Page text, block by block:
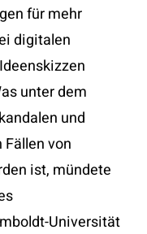
für mehr
digitalen
unter dem
und
von
ist, mündete
Universität